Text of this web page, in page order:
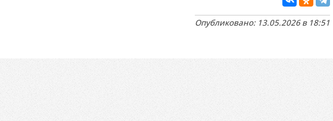
Опубликовано: 13.05.2026 в 18:51